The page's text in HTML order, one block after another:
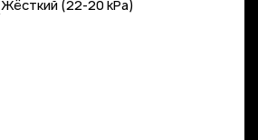
Жёсткий (22-20 kPa)